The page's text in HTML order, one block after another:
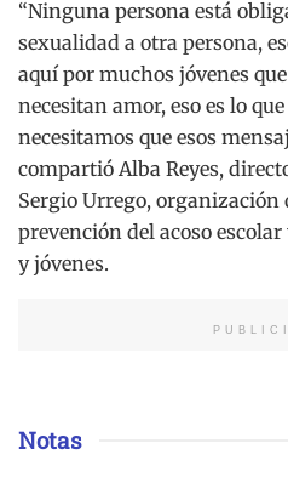
“Ninguna persona está
sexualidad a otra persona,
aquí por muchos jóvenes
necesitan amor, eso es lo
necesitamos que esos
compartió Alba Reyes,
Sergio Urrego, organización
prevención del acoso
y jóvenes.
Notas